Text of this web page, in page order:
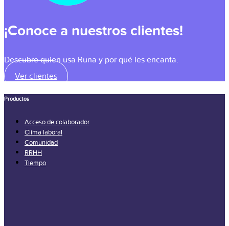
¡Conoce a nuestros clientes!
Descubre quien usa Runa y por qué les encanta.
Ver clientes
Productos
Acceso de colaborador
Clima laboral
Comunidad
RRHH
Tiempo